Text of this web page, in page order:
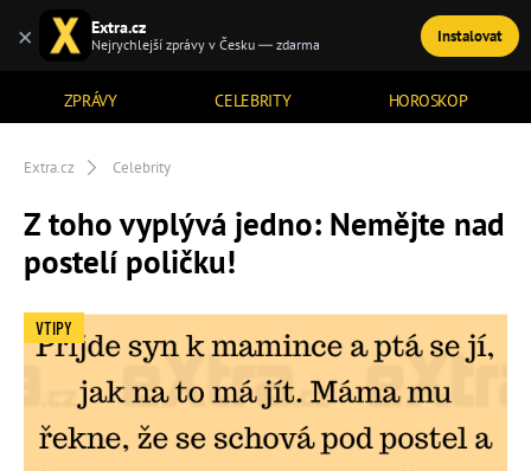
ZPRÁVY CELEBRITY HOROSKOP
TÉMATA
Extra.cz Celebrity
Z toho vyplývá jedno: Nemějte nad
postelí poličku!
VTIPY
× Extra.cz
Nejrychlejší zprávy v Česku — zdarma Instalovat